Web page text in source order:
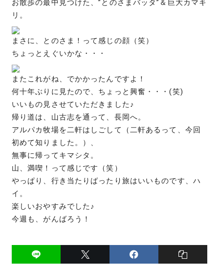
お散歩の最中見つけた、”とのさまバッタ”＆巨大カマキ
リ。
まさに、とのさま！って感じの顔（笑）
ちょっとえぐいかな・・・
またこれがね、でかかったんですよ！
何十年ぶりに見たので、ちょっと興奮・・・(笑)
いいもの見させていただきました♪
帰り道は、山古志を通って、長岡へ。
アルパカ牧場を二軒はしごして（二軒あるって、今回
初めて知りました。）、
無事に帰ってキマシタ。
山、満喫！って感じです（笑）
やっぱり、行き当たりばったり旅はいいものです、ハ
イ。
楽しいおやすみでした♪
今週も、がんばろう！